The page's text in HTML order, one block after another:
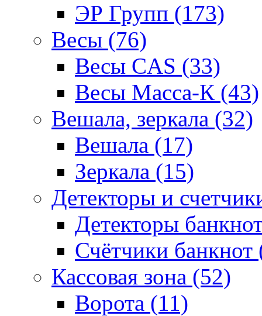
ЭР Групп (173)
Весы (76)
Весы CAS (33)
Весы Масса-К (43)
Вешала, зеркала (32)
Вешала (17)
Зеркала (15)
Детекторы и
Детекторы
Счётчики банкнот
Кассовая зона (52)
Ворота (11)